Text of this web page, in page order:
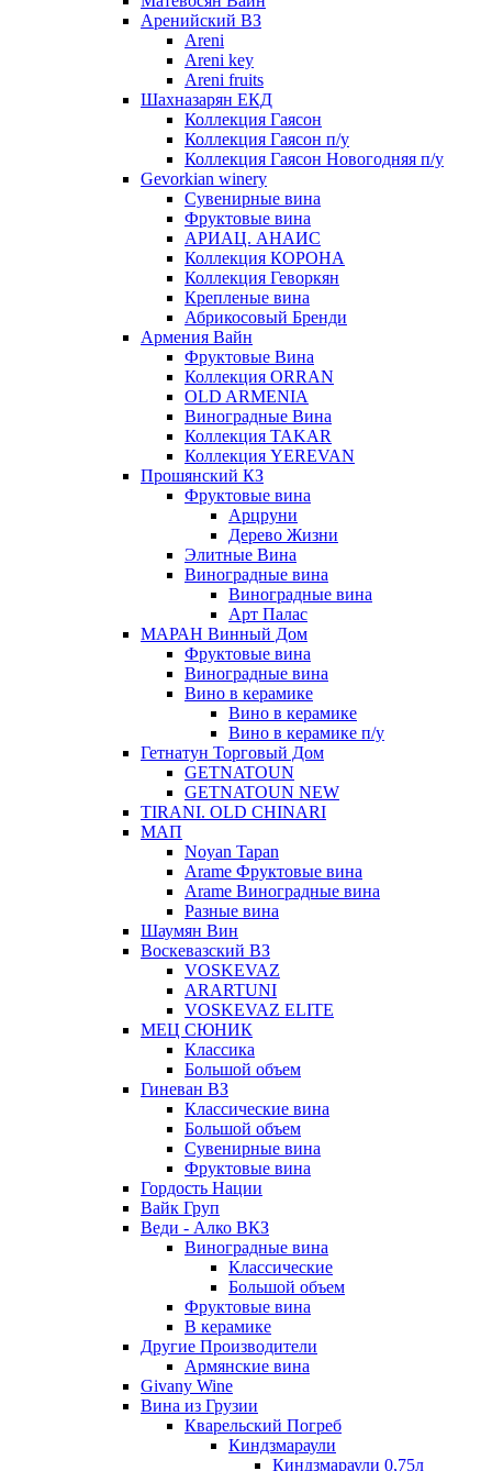
Аренийский ВЗ
Areni
Areni key
Areni fruits
Шахназарян ЕКД
Коллекция Гаясон
Коллекция Гаясон п/у
Коллекция Гаясон Новогодняя п/у
Gevorkian winery
Сувенирные вина
Фруктовые вина
АРИАЦ. АНАИС
Коллекция КОРОНА
Коллекция Геворкян
Крепленые вина
Абрикосовый Бренди
Армения Вайн
Фруктовые Вина
Коллекция ORRAN
OLD ARMENIA
Виноградные Вина
Коллекция TAKAR
Коллекция YEREVAN
Прошянский КЗ
Фруктовые вина
Арцруни
Дерево Жизни
Элитные Вина
Виноградные вина
Виноградные вина
Арт Палас
МАРАН Винный Дом
Фруктовые вина
Виноградные вина
Вино в керамике
Вино в керамике
Вино в керамике п/у
Гетнатун Торговый Дом
GETNATOUN
GETNATOUN NEW
TIRANI. OLD CHINARI
МАП
Noyan Tapan
Arame Фруктовые вина
Arame Виноградные вина
Разные вина
Шаумян Вин
Воскевазский ВЗ
VOSKEVAZ
ARARTUNI
VOSKEVAZ ELITE
МЕЦ СЮНИК
Классика
Большой объем
Гиневан ВЗ
Классические вина
Большой объем
Сувенирные вина
Фруктовые вина
Гордость Нации
Вайк Груп
Веди - Алко ВКЗ
Виноградные вина
Классические
Большой объем
Фруктовые вина
В керамике
Другие Производители
Армянские вина
Givany Wine
Вина из Грузии
Кварельский Погреб
Киндзмараули
Киндзмараули 0,75л